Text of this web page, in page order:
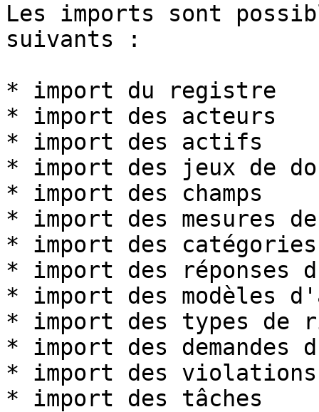
Les imports sont
suivants :
* import du registre
* import des acteurs
* import des actifs
* import des jeux de
* import des champs
* import des mesures
* import des catégories
* import des réponses
* import des modèles
* import des types de
* import des
* import des violations
* import des tâches